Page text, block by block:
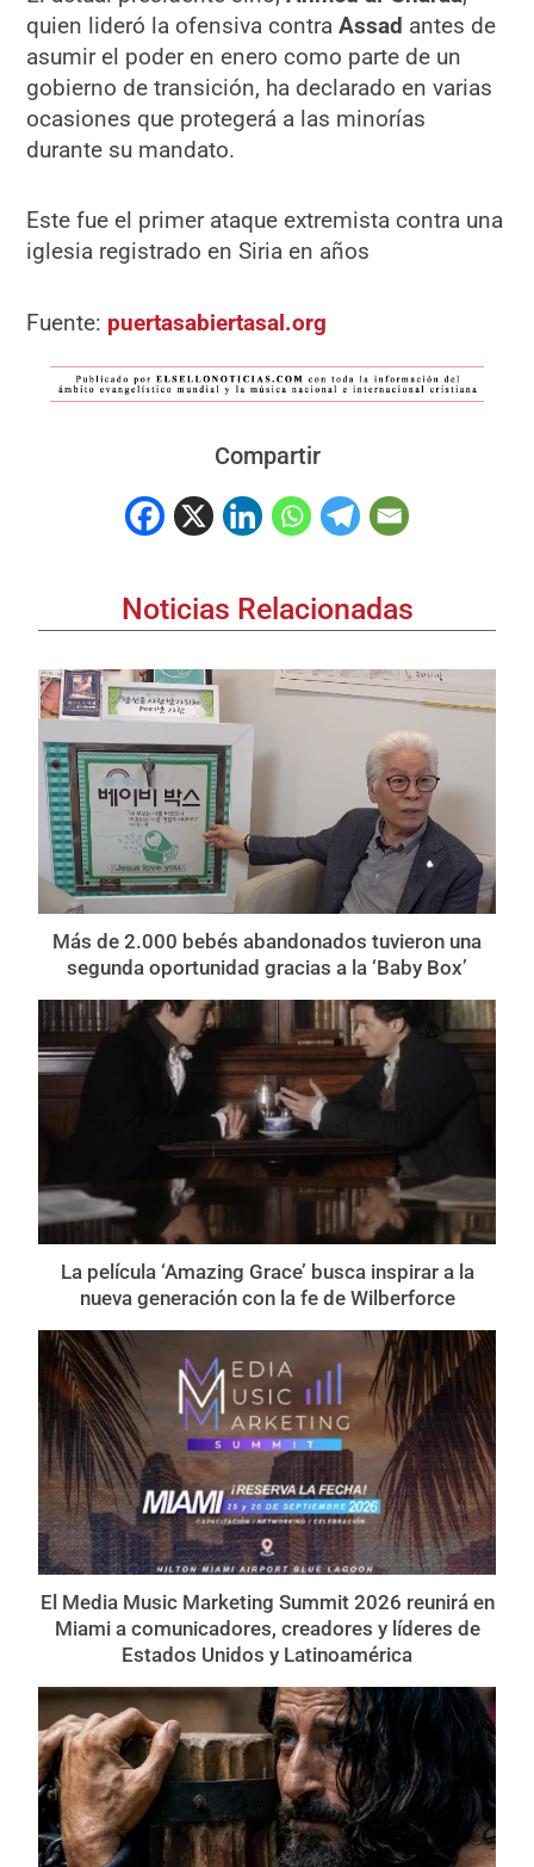
quien lideró la ofensiva contraAssad antes de
asumir el poder en enero como parte de un
gobierno de transición, ha declarado en varias
ocasiones que protegerá a las minorías
durante su mandato.
Este fue el primer ataque extremista contra una
iglesia registrado en Siria en años
Fuente: puertasabiertasal.org
Compartir
Noticias Relacionadas
Más de 2.000 bebés abandonados tuvieron una
segunda oportunidad gracias a la ‘Baby Box’
La película ‘Amazing Grace’ busca inspirar a la
nueva generación con la fe de Wilberforce
El Media Music Marketing Summit 2026 reunirá en
Miami a comunicadores, creadores y líderes de
Estados Unidos y Latinoamérica